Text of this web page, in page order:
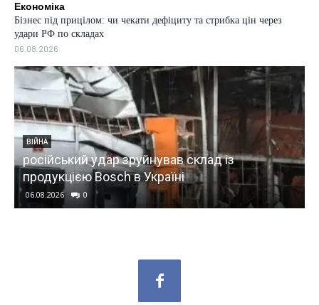
Економіка
Бізнес під прицілом: чи чекати дефіциту та стрибка цін через
удари РФ по складах
06.08.2026
склад із
ВІЙНА
Відбулось понад 210
запустив 6,6 тис. дронів
ситуацію на фронті
06.08.2026 0